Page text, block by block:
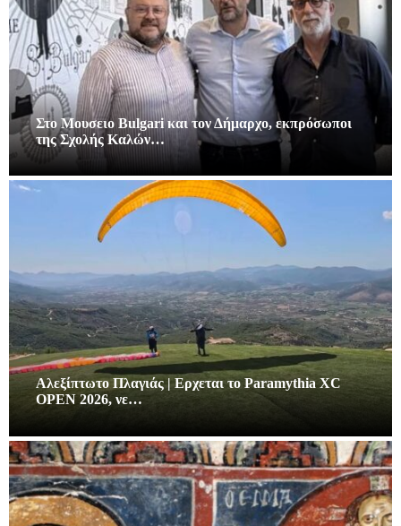
Στο Μουσειο Bulgari και τον Δήμαρχο, εκπρόσωποι
της Σχολής Καλών…
Αλεξίπτωτο Πλαγιάς | Ερχεται το Paramythia XC
OPEN 2026, νε…